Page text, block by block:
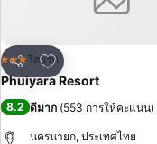
แชร์
เพิ่มในรายการโปรด
3 ดาว รีสอร์ท
Phuiyara Resort
8.2 ดีมาก (553 การให้คะแนน)
นครนายก, ประเทศไทย